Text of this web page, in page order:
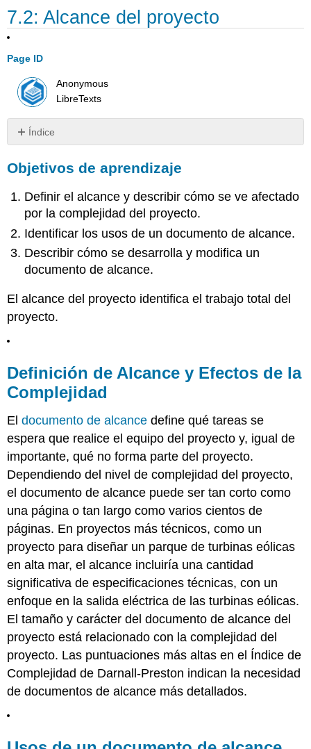
7.2: Alcance del proyecto
Page ID
Anonymous
LibreTexts
Índice
de
aprendizaje
Definición
de
y
Efectos
de
Complejidad
de
de
alcance
Documento
alcance
para
la
capacitación
de
trabajadores
de
automóviles
de
un
Documento
Alcance
Gestión
de
cambios
el
documento
Desviación
Objetivos de aprendizaje
Definir el alcance y describir cómo se ve afectado
por la complejidad del proyecto.
Identificar los usos de un documento de alcance.
Describir cómo se desarrolla y modifica un
documento de alcance.
El alcance del proyecto identifica el trabajo total del
proyecto.
Definición de Alcance y Efectos de la
Complejidad
Eldocumento de alcance define qué tareas se
espera que realice el equipo del proyecto y, igual de
importante, qué no forma parte del proyecto.
Dependiendo del nivel de complejidad del proyecto,
el documento de alcance puede ser tan corto como
una página o tan largo como varios cientos de
páginas. En proyectos más técnicos, como un
proyecto para diseñar un parque de turbinas eólicas
en alta mar, el alcance incluiría una cantidad
significativa de especificaciones técnicas, con un
enfoque en la salida eléctrica de las turbinas eólicas.
El tamaño y carácter del documento de alcance del
proyecto está relacionado con la complejidad del
proyecto. Las puntuaciones más altas en el Índice de
Complejidad de Darnall-Preston indican la necesidad
de documentos de alcance más detallados.